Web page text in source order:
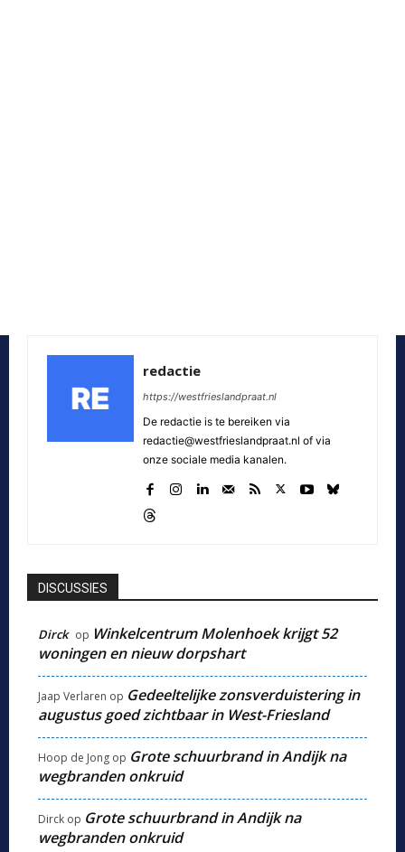
redactie
https://westfrieslandpraat.nl
De redactie is te bereiken via
redactie@westfrieslandpraat.nl of via
onze sociale media kanalen.
DISCUSSIES
Dirck op Winkelcentrum Molenhoek krijgt 52
woningen en nieuw dorpshart
Jaap Verlaren op Gedeeltelijke zonsverduistering in
augustus goed zichtbaar in West-Friesland
Hoop de Jong op Grote schuurbrand in Andijk na
wegbranden onkruid
Dirck op Grote schuurbrand in Andijk na
wegbranden onkruid